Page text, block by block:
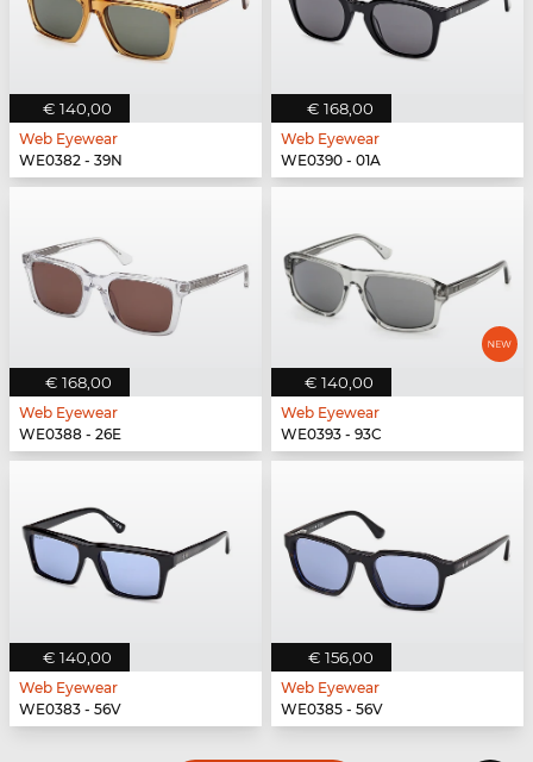
€ 140,00
Web Eyewear
WE0382 - 39N
€ 168,00
Web Eyewear
WE0390 - 01A
€ 168,00
Web Eyewear
WE0388 - 26E
€ 140,00
Web Eyewear
WE0393 - 93C
€ 140,00
Web Eyewear
WE0383 - 56V
€ 156,00
Web Eyewear
WE0385 - 56V